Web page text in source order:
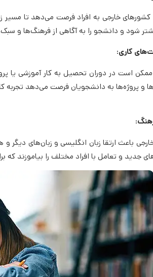
خارجی به افراد فرصت می‌دهد تا مسیر
شود و دانشجو را به آگاهی از فرهنگ‌ها و
ممکن است در دوران تحصیل به کار آموزشی
و پروژه‌ها به دانشجویان فرصت می‌دهد تجربه
باعث ارتقا زبان انگلیسی و زبان‌های
جدید و تعامل با افراد مختلف را بیاموزند